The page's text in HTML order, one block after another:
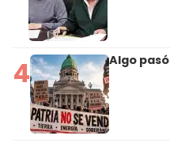
4 Algo pasó